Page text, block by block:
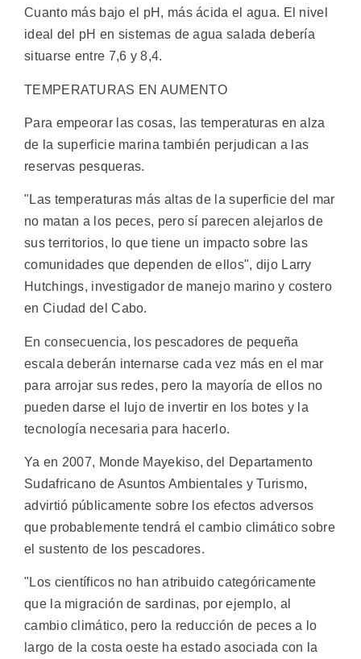
Cuanto más bajo el pH, más ácida el agua. El nivel
ideal del pH en sistemas de agua salada debería
situarse entre 7,6 y 8,4.
TEMPERATURAS EN AUMENTO
Para empeorar las cosas, las temperaturas en alza
de la superficie marina también perjudican a las
reservas pesqueras.
"Las temperaturas más altas de la superficie del mar
no matan a los peces, pero sí parecen alejarlos de
sus territorios, lo que tiene un impacto sobre las
comunidades que dependen de ellos", dijo Larry
Hutchings, investigador de manejo marino y costero
en Ciudad del Cabo.
En consecuencia, los pescadores de pequeña
escala deberán internarse cada vez más en el mar
para arrojar sus redes, pero la mayoría de ellos no
pueden darse el lujo de invertir en los botes y la
tecnología necesaria para hacerlo.
Ya en 2007, Monde Mayekiso, del Departamento
Sudafricano de Asuntos Ambientales y Turismo,
advirtió públicamente sobre los efectos adversos
que probablemente tendrá el cambio climático sobre
el sustento de los pescadores.
"Los científicos no han atribuido categóricamente
que la migración de sardinas, por ejemplo, al
cambio climático, pero la reducción de peces a lo
largo de la costa oeste ha estado asociada con la